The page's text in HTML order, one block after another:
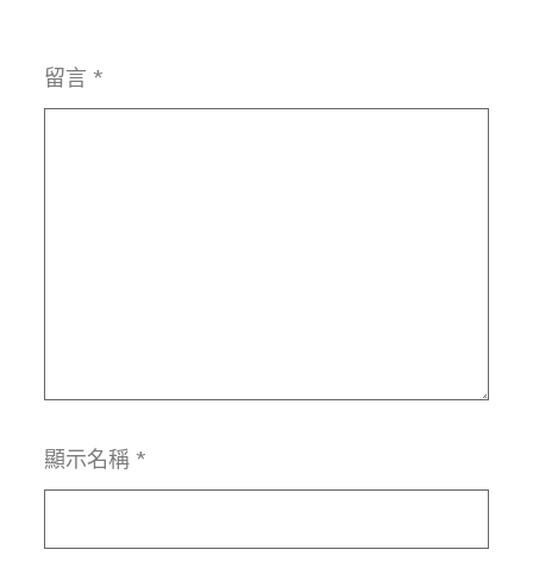
留言 *
顯示名稱 *